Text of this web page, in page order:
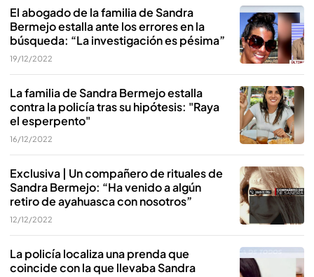
El abogado de la familia de Sandra
Bermejo estalla ante los errores en la
búsqueda: “La investigación es pésima”
19/12/2022
La familia de Sandra Bermejo estalla
contra la policía tras su hipótesis: "Raya
el esperpento"
16/12/2022
Exclusiva | Un compañero de rituales de
Sandra Bermejo: “Ha venido a algún
retiro de ayahuasca con nosotros”
12/12/2022
La policía localiza una prenda que
coincide con la que llevaba Sandra